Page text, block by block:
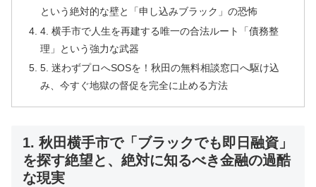
という絶対的な壁と「申し込みブラック」の恐怖
4. 横手市で人生を再建する唯一の合法ルート「債務整
理」という強力な武器
5. 迷わずプロへSOSを！秋田の無料相談窓口へ駆け込
み、今すぐ地獄の督促を完全に止める方法
1. 秋田横手市で「ブラックでも即日融資」
を探す絶望と、絶対に知るべき金融の過酷
な現実